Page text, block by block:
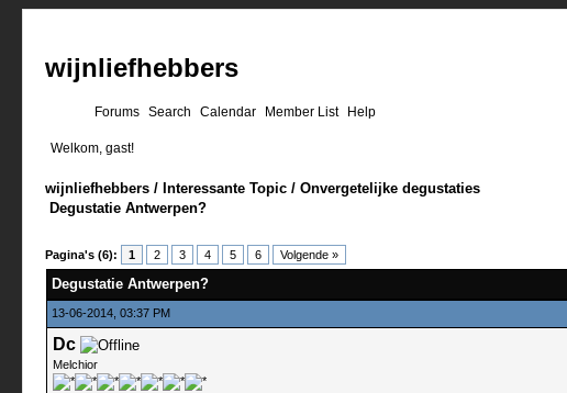
wijnliefhebbers
Forums Search Calendar Member List
Help
Welkom, gast!
wijnliefhebbers / Interessante Topic /Onvergetelijke degustaties
Degustatie Antwerpen?
Pagina's (6): 1 2 3 4 5 6 Volgende »
0 stemmen - gemiddelde waardering is 0
12345
Degustatie Antwerpen?
13-06-2014, 03:37 PM
Dc
Melchior